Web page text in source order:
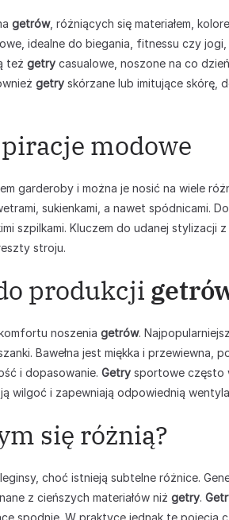
getrów, różniących się materiałem,
idealne do biegania, fitnessu czy jogi,
też getry casualowe, noszone na co
getry skórzane lub imitujące skórę,
modowe
garderoby i można je nosić na wiele
sukienkami, a nawet spódnicami.
szpilkami. Kluczem do udanej stylizacji z
stroju.
produkcji
noszenia getrów.
Bawełna jest miękka i przewiewna,
i dopasowanie. Getry sportowe często
wilgoć i zapewniają odpowiednią
się różnią?
choć istnieją subtelne różnice.
z cieńszych materiałów niż getry.
spodnie. W praktyce jednak te pojęcia